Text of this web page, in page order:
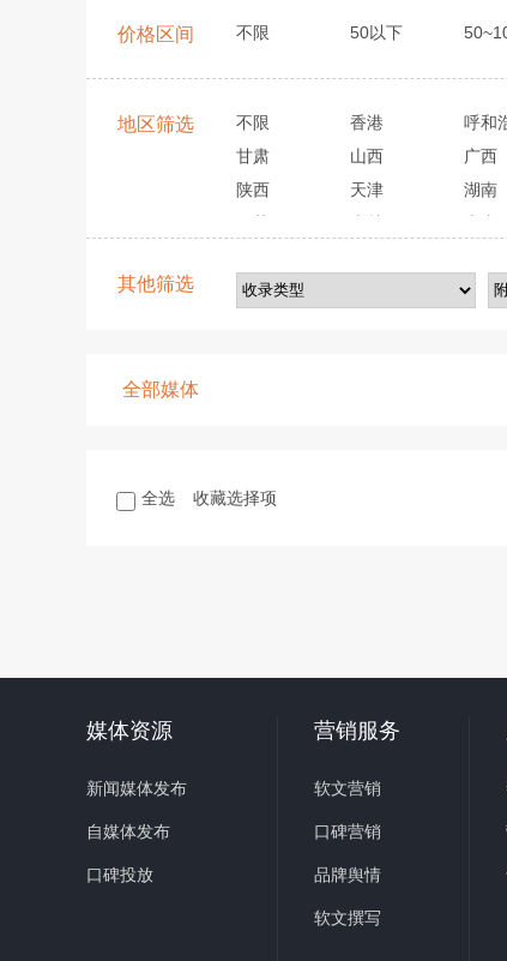
价格区间 不限 50以下
地区筛选 不限 香港 呼和
甘肃
山西 广西
陕西
天津 湖南
其他筛选
全部媒体
全选 收藏选择项
媒体资源
新闻媒体发布
自媒体发布
口碑投放
营销服务
软文营销
口碑营销
品牌舆情
软文撰写